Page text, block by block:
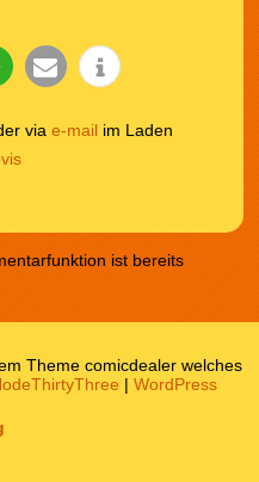
via e-mail im Laden
ist bereits
Theme comicdealer welches
|WordPress